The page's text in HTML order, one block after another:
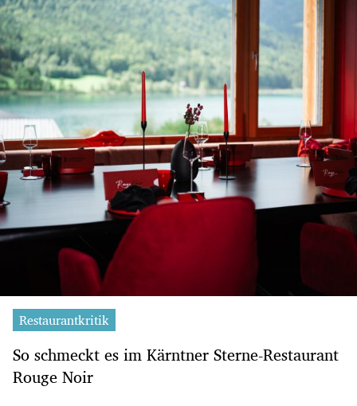
Restaurantkritik
So schmeckt es im Kärntner Sterne-Restaurant
Rouge Noir